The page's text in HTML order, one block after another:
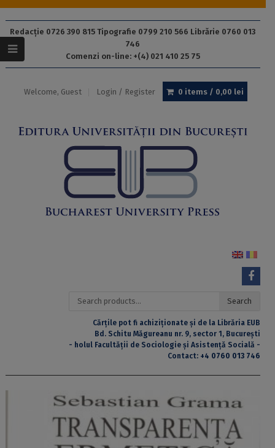
Redacție 0726 390 815 Tipografie 0799 210 566 Librărie 0760 013
746
Comenzi on-line: +(4) 021 410 25 75
Welcome, Guest Login / Register 0 items / 0,00 lei
Search
Search
Cărțile pot fi achiziționate și de la Librăria EUB
Bd. Schitu Măgureanu nr. 9, sector 1, București
- holul Facultății de Sociologie și Asistență Socială -
Contact: +4 0760 013 746